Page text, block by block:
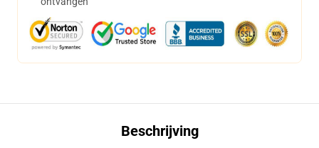
Beschrijving